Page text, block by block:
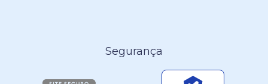
Segurança